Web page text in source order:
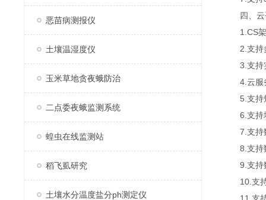
恶苗病测报仪
土壤温湿度仪
玉米草地贪夜蛾防治
二点委夜蛾监测系统
蝗虫在线监测站
稻飞虱研究
土壤水分温度盐分ph测定仪
四、云
1.CS架
2.支持多
3.支持实
4.云服务
5.支持短
6.支持地
7.支持
8.支持
9.支持数
10.支持